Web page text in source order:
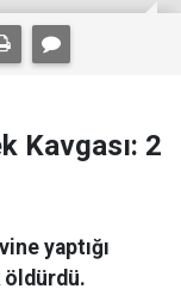
Kavgası: 2
yaptığı
öldürdü.